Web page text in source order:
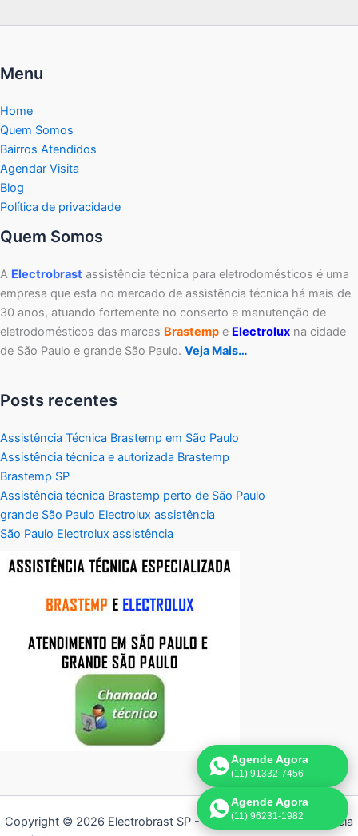
Menu
Home
Quem Somos
Bairros Atendidos
Agendar Visita
Blog
Política de privacidade
Quem Somos
A Electrobrast assistência técnica para eletrodomésticos é uma
empresa que esta no mercado de assistência técnica há mais de
30 anos, atuando fortemente no conserto e manutenção de
eletrodomésticos das marcas Brastemp e Electrolux na cidade
de São Paulo e grande São Paulo. Veja Mais…
Posts recentes
Assistência Técnica Brastemp em São Paulo
Assistência técnica e autorizada Brastemp
Brastemp SP
Assistência técnica Brastemp perto de São Paulo
grande São Paulo Electrolux assistência
São Paulo Electrolux assistência
Copyright © 2026 Electrobrast SP - 11 3836-9554 | Assistência
Agende Agora
(11) 91332-7456
Agende Agora
(11) 96231-1982